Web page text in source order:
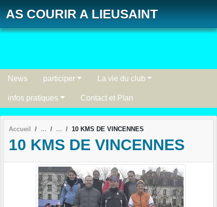
AS COURIR A LIEUSAINT
News participer La vie du club
infos pratiques Contact et Plan
Accueil 10 KMS DE VINCENNES
10 KMS DE VINCENNES